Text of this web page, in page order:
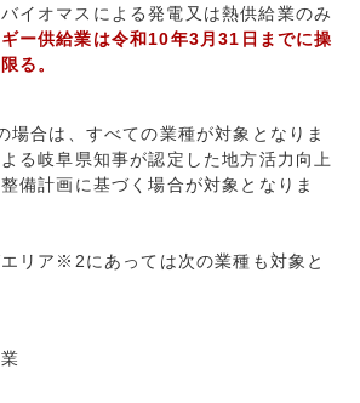
イオマスによる発電又は熱供給業のみ
ー供給業は令和10年3月31日までに操
る。
合は、すべての業種が対象となりま
る岐阜県知事が認定した地方活力向上
備計画に基づく場合が対象となりま
リア※2にあっては次の業種も対象と